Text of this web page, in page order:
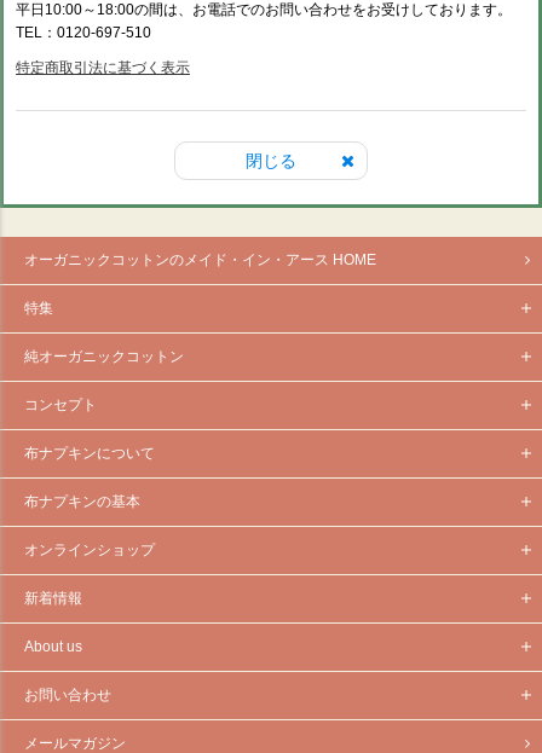
平日10:00～18:00の間は、お電話でのお問い合わせをお受けしております。
TEL：0120-697-510
特定商取引法に基づく表示
閉じる
オーガニックコットンのメイド・イン・アース HOME
特集
純オーガニックコットン
コンセプト
布ナプキンについて
布ナプキンの基本
オンラインショップ
新着情報
About us
お問い合わせ
メールマガジン